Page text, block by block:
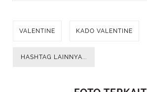
VALENTINE KADO VALENTINE
HASHTAG LAINNYA...